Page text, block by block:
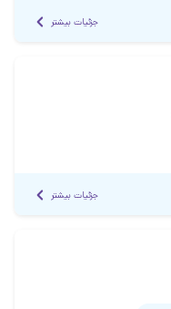
جزئیات بیشتر
جزئیات بیشتر